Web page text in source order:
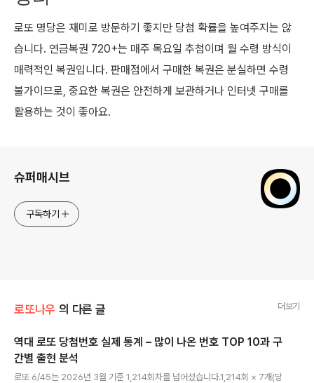
로또 명당은 재미로 방문하기 좋지만 당첨 확률을 높여주지는 않
습니다. 연금복권 720+는 매주 목요일 추첨이며 월 수령 방식이
매력적인 복권입니다. 판매점에서 구매한 복권은 분실하면 수령
불가이므로, 중요한 복권은 안전하게 보관하거나 인터넷 구매를
활용하는 것이 좋아요.
슈퍼매시브
구독하기
로또나우 의 다른 글 더보기
역대 로또 당첨번호 실제 통계 – 많이 나온 번호 TOP 10과 구
간별 출현 분석
로또 6/45는 2026년 3월 기준 1,214회차를 넘어섰습니다.1,214회 × 7개(당